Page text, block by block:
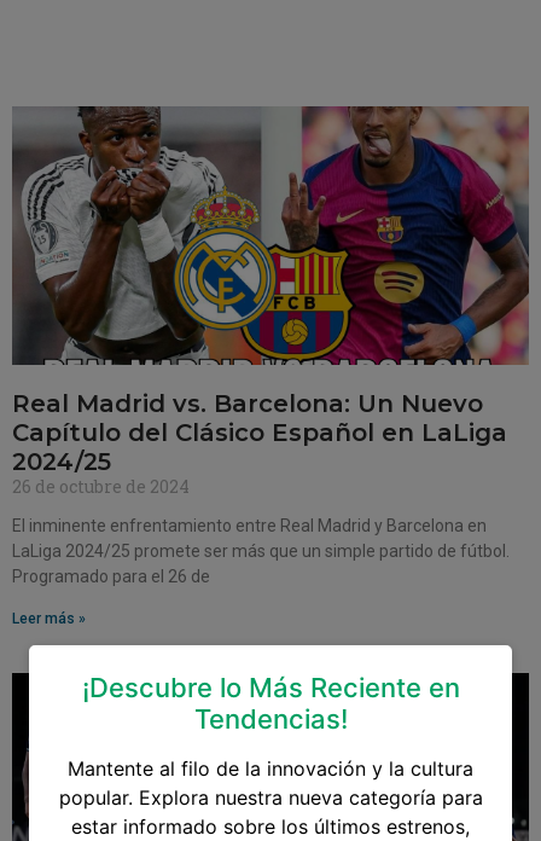
Real Madrid vs. Barcelona: Un Nuevo
Capítulo del Clásico Español en LaLiga
2024/25
26 de octubre de 2024
El inminente enfrentamiento entre Real Madrid y Barcelona en
LaLiga 2024/25 promete ser más que un simple partido de fútbol.
Programado para el 26 de
Leer más »
¡Descubre lo Más Reciente en
Tendencias!
Mantente al filo de la innovación y la cultura
popular. Explora nuestra nueva categoría para
estar informado sobre los últimos estrenos,